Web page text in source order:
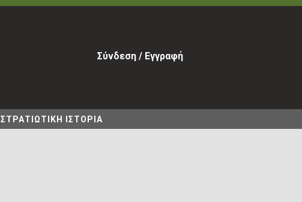
Σύνδεση / Εγγραφή
ΣΤΡΑΤΙΩΤΙΚΗ ΙΣΤΟΡΙΑ